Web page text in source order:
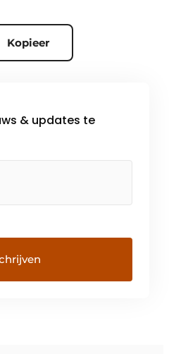
Kopieer
& updates te